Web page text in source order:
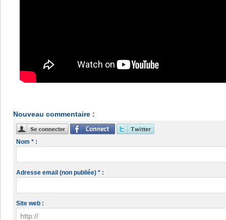
Nouveau commentaire :
Nom * :
Adresse email (non publiée) * :
Site web :